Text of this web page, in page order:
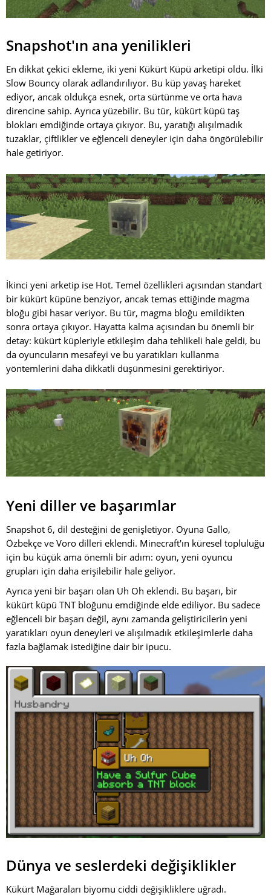
Snapshot'ın ana yenilikleri
En dikkat çekici ekleme, iki yeni Kükürt Küpü arketipi oldu. İlki
Slow Bouncy olarak adlandırılıyor. Bu küp yavaş hareket
ediyor, ancak oldukça esnek, orta sürtünme ve orta hava
direncine sahip. Ayrıca yüzebilir. Bu tür, kükürt küpü taş
blokları emdiğinde ortaya çıkıyor. Bu, yaratığı alışılmadık
tuzaklar, çiftlikler ve eğlenceli deneyler için daha öngörülebilir
hale getiriyor.
İkinci yeni arketip ise Hot. Temel özellikleri açısından standart
bir kükürt küpüne benziyor, ancak temas ettiğinde magma
bloğu gibi hasar veriyor. Bu tür, magma bloğu emildikten
sonra ortaya çıkıyor. Hayatta kalma açısından bu önemli bir
detay: kükürt küpleriyle etkileşim daha tehlikeli hale geldi, bu
da oyuncuların mesafeyi ve bu yaratıkları kullanma
yöntemlerini daha dikkatli düşünmesini gerektiriyor.
Yeni diller ve başarımlar
Snapshot 6, dil desteğini de genişletiyor. Oyuna Gallo,
Özbekçe ve Voro dilleri eklendi. Minecraft'ın küresel topluluğu
için bu küçük ama önemli bir adım: oyun, yeni oyuncu
grupları için daha erişilebilir hale geliyor.
Ayrıca yeni bir başarı olan Uh Oh eklendi. Bu başarı, bir
kükürt küpü TNT bloğunu emdiğinde elde ediliyor. Bu sadece
eğlenceli bir başarı değil, aynı zamanda geliştiricilerin yeni
yaratıkları oyun deneyleri ve alışılmadık etkileşimlerle daha
fazla bağlamak istediğine dair bir ipucu.
Dünya ve seslerdeki değişiklikler
Kükürt Mağaraları biyomu ciddi değişikliklere uğradı.